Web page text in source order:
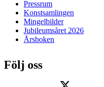
Pressrum
Konstsamlingen
Mingelbilder
Jubileumsåret 2026
Årsboken
Följ oss